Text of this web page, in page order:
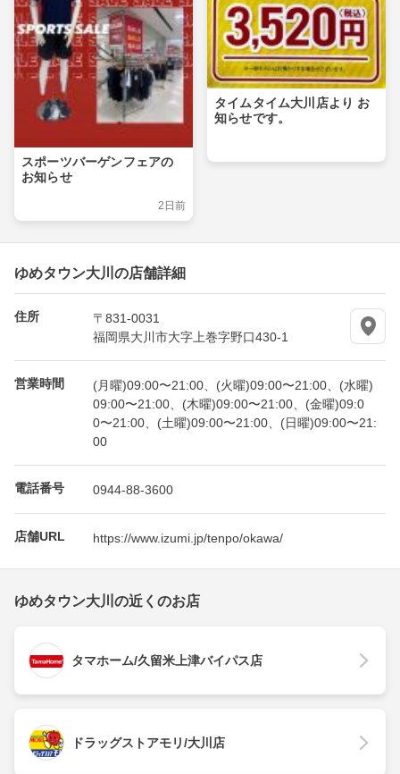
スポーツバーゲンフェアの
お知らせ
2日前
タイムタイム大川店より お
知らせです。
ゆめタウン大川の店舗詳細
住所
〒831-0031
福岡県大川市大字上巻字野口430-1
営業時間
(月曜)09:00〜21:00、(火曜)09:00〜21:00、(水曜)
09:00〜21:00、(木曜)09:00〜21:00、(金曜)09:0
0〜21:00、(土曜)09:00〜21:00、(日曜)09:00〜21:
00
電話番号 0944-88-3600
店舗URL https://www.izumi.jp/tenpo/okawa/
ゆめタウン大川の近くのお店
タマホーム/久留米上津バイパス店
ドラッグストアモリ/大川店